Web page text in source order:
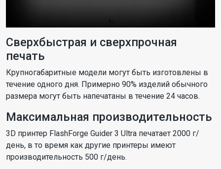
Сверхбыстрая и сверхпрочная
печать
Крупногабаритные модели могут быть изготовлены в
течение одного дня. Примерно 90% изделий обычного
размера могут быть напечатаны в течение 24 часов.
Максимальная производительность
3D принтер FlashForge Guider 3 Ultra печатает 2000 г/
день, в то время как другие принтеры имеют
производительность 500 г/день.